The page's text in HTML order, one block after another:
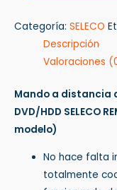
Categoría: SELECO
Descripción
Valoraciones
Mando a distancia
DVD/HDD SELECO
modelo)
No hace falta
totalmente